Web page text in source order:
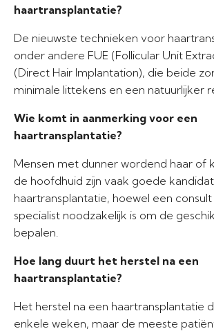
haartransplantatie?
De nieuwste technieken voor
onder andere FUE (Follicular Unit
(Direct Hair Implantation), die beide
minimale littekens en een natuurlijker
Wie komt in aanmerking voor een
haartransplantatie?
Mensen met dunner wordend haar of
de hoofdhuid zijn vaak goede
haartransplantatie, hoewel een
specialist noodzakelijk is om de
bepalen.
Hoe lang duurt het herstel na een
haartransplantatie?
Het herstel na een haartransplantatie
enkele weken, maar de meeste